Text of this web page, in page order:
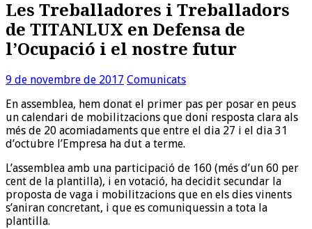
Les Treballadores i Treballadors
de TITANLUX en Defensa de
l’Ocupació i el nostre futur
9 de novembre de 2017 Comunicats
En assemblea, hem donat el primer pas per posar en peus
un calendari de mobilitzacions que doni resposta clara als
més de 20 acomiadaments que entre el dia 27 i el dia 31
d’octubre l’Empresa ha dut a terme.
L’assemblea amb una participació de 160 (més d’un 60 per
cent de la plantilla), i en votació, ha decidit secundar la
proposta de vaga i mobilitzacions que en els dies vinents
s’aniran concretant, i que es comuniquessin a tota la
plantilla.